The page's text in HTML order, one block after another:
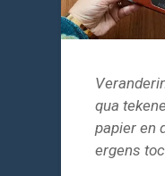
qua
papier en
ergens